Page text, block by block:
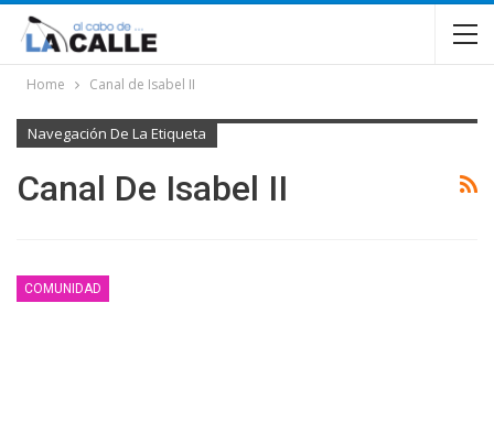
Home Canal de Isabel II
Navegación De La Etiqueta
Canal De Isabel II
COMUNIDAD